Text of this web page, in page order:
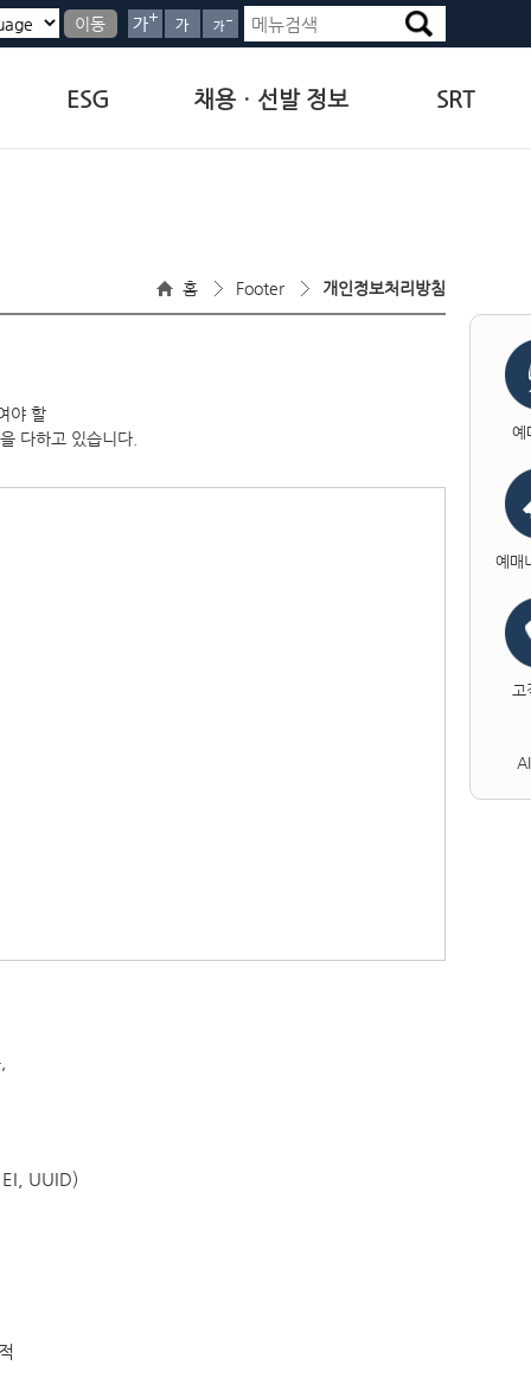
이동
ESG 채용ㆍ선발 정보 SRT
홈 Footer 개인정보처리방침
야 할
다하고 있습니다.
UUID)
예
예매
고